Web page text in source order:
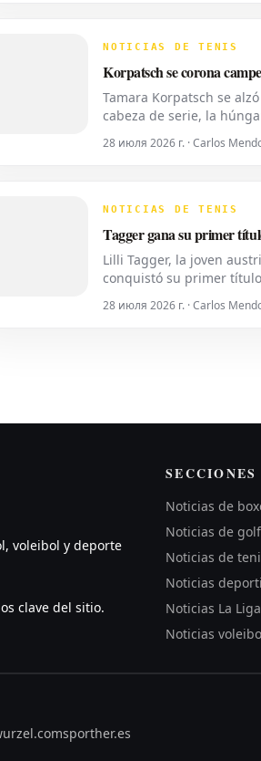
NOTICIAS DE TENIS
Korpatsch se corona
Tamara Korpatsch se
cabeza de serie, la
segundo título WTA de
28 июля 2026 г. · Carlos
NOTICIAS DE TENIS
Tagger gana su primer
Lilli Tagger, la joven
conquistó su primer
7-6 y 6-2 en la final del
28 июля 2026 г. · Carlos
voleibol y deporte
clave del sitio.
SECCIONES
Noticias de
Noticias de golf
Noticias de
Noticias
Noticias La Liga
Noticias
sporther.es